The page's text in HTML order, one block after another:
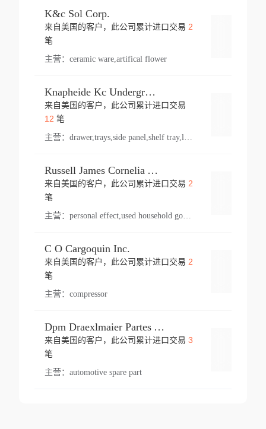
K&c Sol Corp.
来自美国的客户，此公司累计进口交易 2
笔
主营： ceramic ware,artifical flower
Knapheide Kc Underground
来自美国的客户，此公司累计进口交易
12 笔
主营：
Russell James Cornelia Arlington Va
来自美国的客户，此公司累计进口交易 2
笔
主营： personal effect,used household goods
C O Cargoquin Inc.
来自美国的客户，此公司累计进口交易 2
笔
主营： compressor
Dpm Draexlmaier Partes Automotrices Corr Ind Huejotzingo
来自美国的客户，此公司累计进口交易 3
笔
主营： automotive spare part